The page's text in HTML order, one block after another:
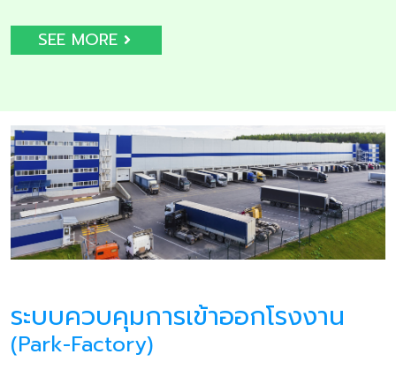
SEE MORE
ระบบควบคุมการเข้าออกโรงงาน
(Park-Factory)